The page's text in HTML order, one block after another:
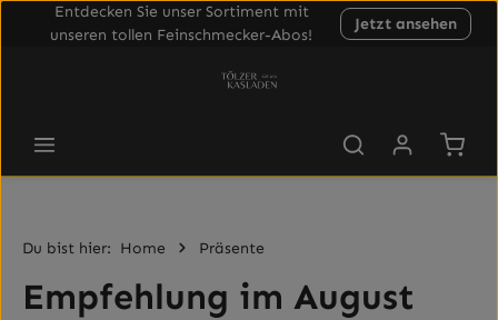
Entdecken Sie unser Sortiment mit
unseren tollen Feinschmecker-Abos!
Jetzt ansehen
Du bist hier: Home Präsente
Empfehlung im August